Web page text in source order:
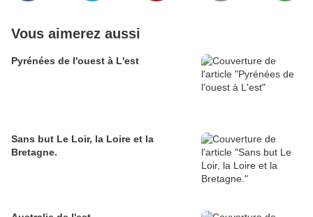
Vous aimerez aussi
Pyrénées de l'ouest à L'est
Sans but Le Loir, la Loire et la
Bretagne.